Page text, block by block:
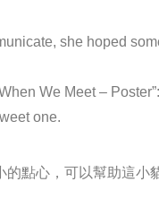
she hoped
We Meet –
one.
點心，可以幫助這小